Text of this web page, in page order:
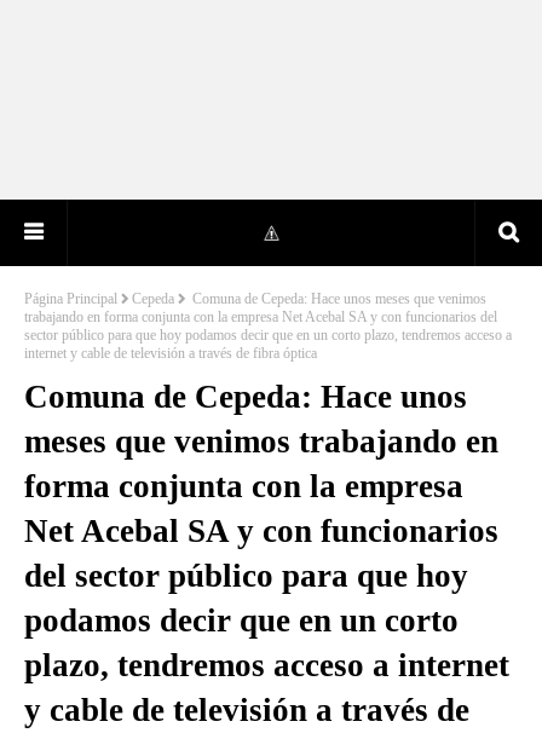
Página Principal Cepeda
Comuna de Cepeda: Hace unos meses que venimos
trabajando en forma conjunta con la empresa Net Acebal SA y con funcionarios del
sector público para que hoy podamos decir que en un corto plazo, tendremos acceso a
internet y cable de televisión a través de fibra óptica
Comuna de Cepeda: Hace unos
meses que venimos trabajando en
forma conjunta con la empresa
Net Acebal SA y con funcionarios
del sector público para que hoy
podamos decir que en un corto
plazo, tendremos acceso a internet
y cable de televisión a través de